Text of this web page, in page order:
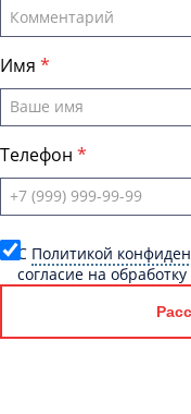
Имя
Телефон
C Политикой
согласие на